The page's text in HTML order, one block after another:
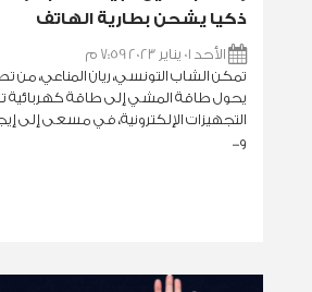
ذكيا يشحن بطارية الهاتف
الأحد 01 يناير 2023 7:59 م
تمكن الشاب التونسي، ريان المناعي، من
يحول طاقة المشي إلى طاقة
التجهيزات الإلكترونية، في مسعى إلى
و...